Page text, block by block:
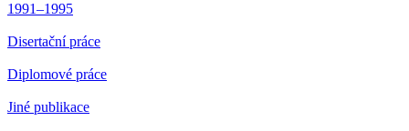
1991–1995
Disertační práce
Diplomové práce
Jiné publikace